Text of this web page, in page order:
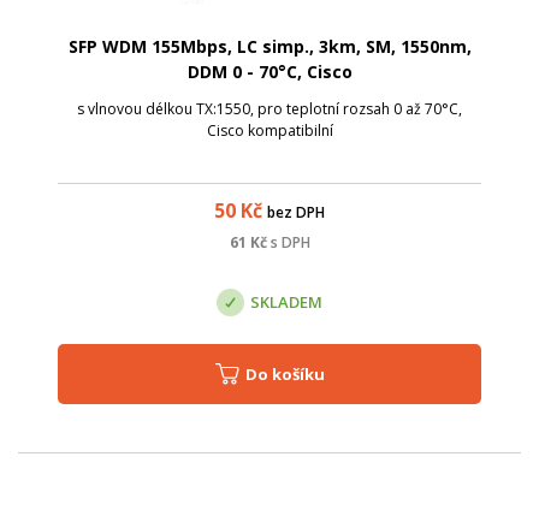
SFP WDM 155Mbps, LC simp., 3km, SM, 1550nm,
DDM 0 - 70°C, Cisco
s vlnovou délkou TX:1550, pro teplotní rozsah 0 až 70°C,
Cisco kompatibilní
50 Kč bez DPH
61 Kč s DPH
SKLADEM
Do košíku